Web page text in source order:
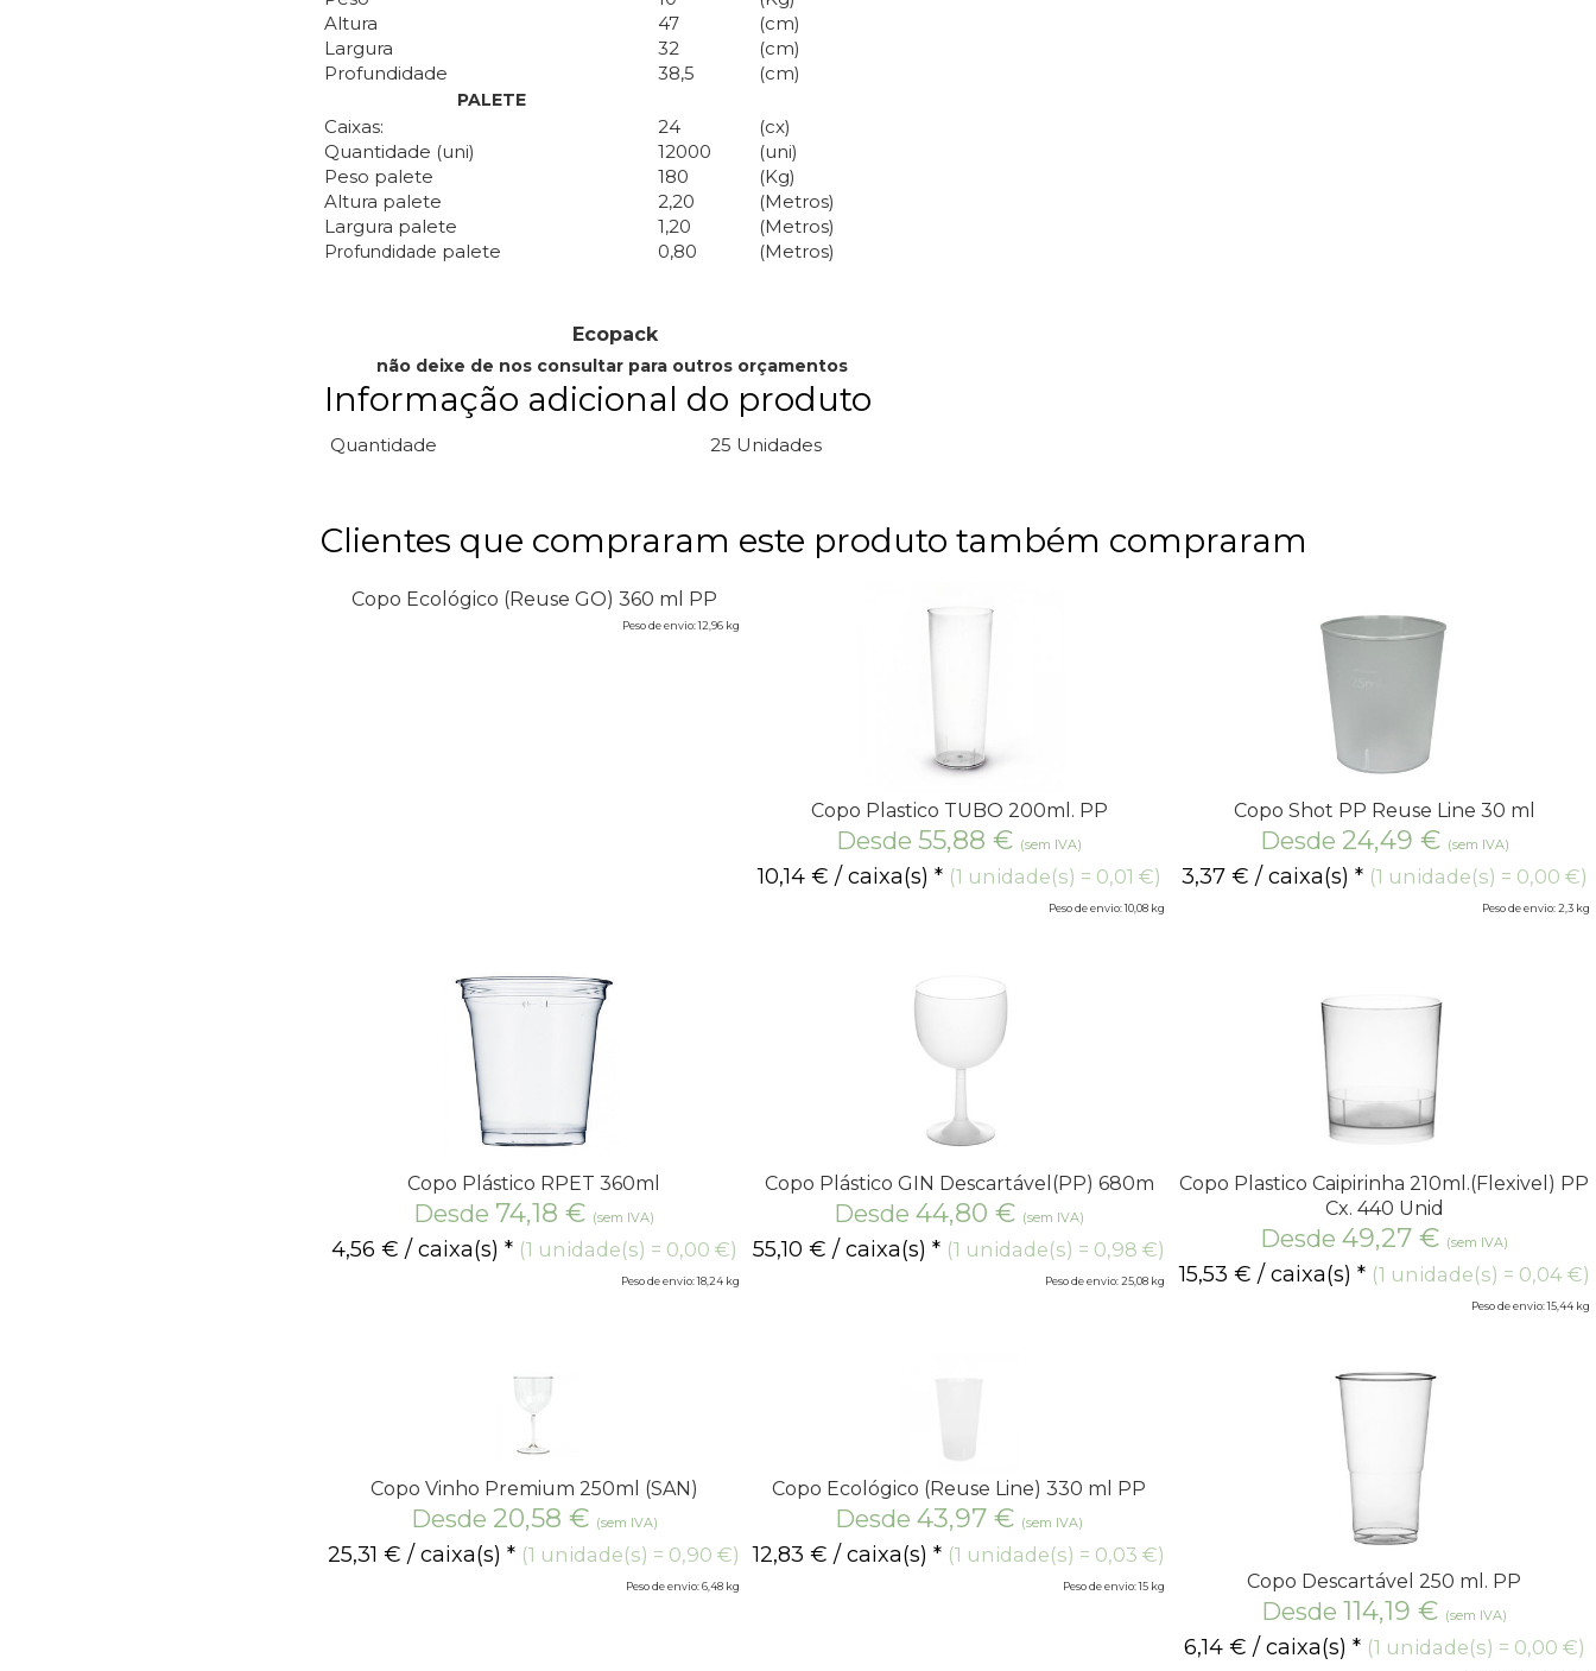
Altura
47
(cm)
Largura
32
(cm)
Profundidade
38,5 (cm)
PALETE
Caixas: 24
(cx)
Quantidade (uni)
12000
(uni)
Peso palete
180
(Kg)
Altura palete
2,20
(Metros)
Largura palete
1,20 (Metros)
Profundidade palete 0,80 (Metros)
Ecopack
não deixe de nos consultar para outros orçamentos
Informação adicional do produto
Quantidade 25 Unidades
Clientes que compraram este produto também compraram
Copo Ecológico (Reuse GO) 360 ml PP
Peso de envio: 12,96 kg
Copo Plastico TUBO 200ml. PP
Desde 55,88 € (sem IVA)
10,14 € / caixa(s) * (1 unidade(s) = 0,01 €)
Peso de envio: 10,08 kg
Copo Shot PP Reuse Line 30 ml
Desde 24,49 € (sem IVA)
3,37 € / caixa(s) * (1 unidade(s) = 0,00 €)
Peso de envio: 2,3 kg
Copo Plástico RPET 360ml
Desde 74,18 € (sem IVA)
4,56 € / caixa(s) * (1 unidade(s) = 0,00 €)
Peso de envio: 18,24 kg
Copo Plástico GIN Descartável(PP) 680m
Desde 44,80 € (sem IVA)
55,10 € / caixa(s) * (1 unidade(s) = 0,98 €)
Peso de envio: 25,08 kg
Copo Plastico Caipirinha 210ml.(Flexivel) PP
Cx. 440 Unid
Desde 49,27 € (sem IVA)
15,53 € / caixa(s) * (1 unidade(s) = 0,04 €)
Peso de envio: 15,44 kg
Copo Vinho Premium 250ml (SAN)
Desde 20,58 € (sem IVA)
25,31 € / caixa(s) * (1 unidade(s) = 0,90 €)
Peso de envio: 6,48 kg
Copo Ecológico (Reuse Line) 330 ml PP
Desde 43,97 € (sem IVA)
12,83 € / caixa(s) * (1 unidade(s) = 0,03 €)
Peso de envio: 15 kg Copo Descartável 250 ml. PP
Desde 114,19 € (sem IVA)
6,14 € / caixa(s) * (1 unidade(s) = 0,00 €)